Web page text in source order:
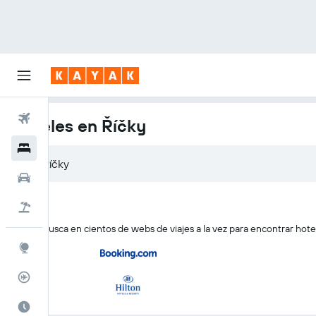
Vuelos
Hoteles en Říčky
KAYAK busca en cientos de webs de viajes a la vez para encontrar